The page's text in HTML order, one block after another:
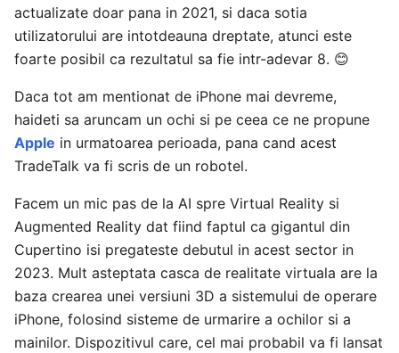
actualizate doar pana in 2021, si daca sotia
utilizatorului are intotdeauna dreptate, atunci este
foarte posibil ca rezultatul sa fie intr-adevar 8. 😊
Daca tot am mentionat de iPhone mai devreme,
haideti sa aruncam un ochi si pe ceea ce ne propune
Apple in urmatoarea perioada, pana cand acest
TradeTalk va fi scris de un robotel.
Facem un mic pas de la AI spre Virtual Reality si
Augmented Reality dat fiind faptul ca gigantul din
Cupertino isi pregateste debutul in acest sector in
2023. Mult asteptata casca de realitate virtuala are la
baza crearea unei versiuni 3D a sistemului de operare
iPhone, folosind sisteme de urmarire a ochilor si a
mainilor. Dispozitivul care, cel mai probabil va fi lansat